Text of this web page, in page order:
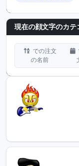
現在の顔文字のカ
での注文
の名前